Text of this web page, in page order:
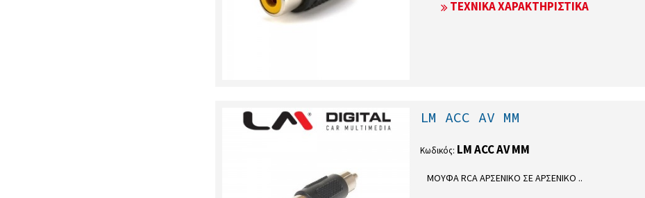
ΤΕΧΝΙΚΆ ΧΑΡΑΚΤΗΡΙΣΤΙΚΆ
LM ACC AV MM
Κωδικός: LM ACC AV MM
ΜΟΥΦΑ RCA ΑΡΣΕΝΙΚΟ ΣΕ ΑΡΣΕΝΙΚΟ ..